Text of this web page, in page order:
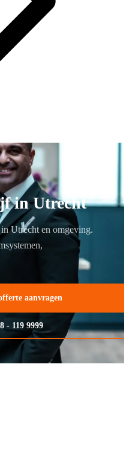
in Utrecht
Utrecht en omgeving.
aanvragen
- 119 9999